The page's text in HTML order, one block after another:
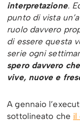
interpretazione.
punto di vista
ruolo davvero
di essere questa
serie ogni
spero davvero
vive, nuove e
A gennaio
sottolineato che il